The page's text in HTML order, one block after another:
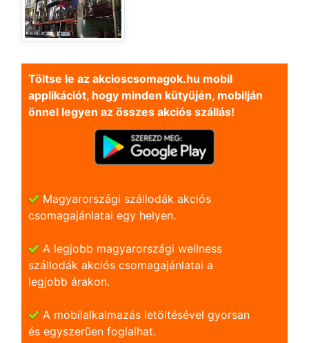
Töltse le az akcioscsomagok.hu mobil
applikációt, hogy minden kütyüjén, mobilján
önnel legyen az összes akciós szállás!
Magyarországi szállodák akciós
csomagajánlatai egy helyen.
A legjobb magyarországi wellness
szállodák akciós csomagajánlatai a
legjobb árakon.
A mobilalkalmazás letöltésével gyorsan
és egyszerũen foglalhat.